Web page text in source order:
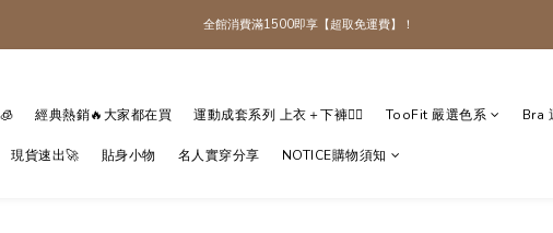
全館消費滿1500即享【超取免運費】！
全館消費滿1500即享【超取免運費】！
全館消費滿1500即享【超取免運費】！
經典熱銷🔥大家都在買 運動成套系列 上衣＋下褲👯‍♀️ TooFit 嚴選色系 Bra
現貨速出🚀 貼身小物 名人實穿分享 NOTICE購物須知